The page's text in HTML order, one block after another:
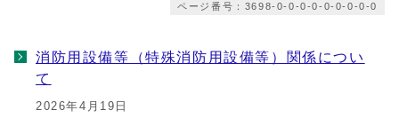
ページ番号：3698-0-0-0-0-0-0-0-0-0
消防用設備等（特殊消防用設備等）関係につい
て
2026年4月19日